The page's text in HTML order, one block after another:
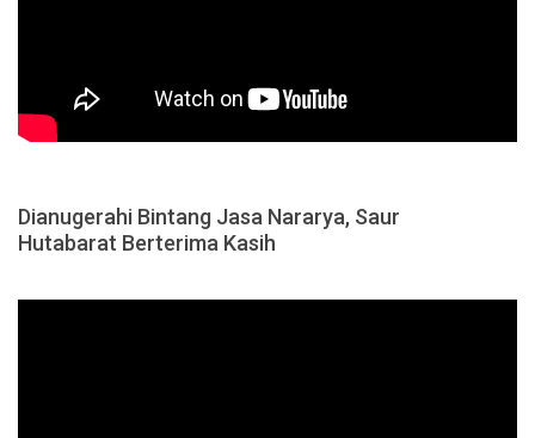
Dianugerahi Bintang Jasa Nararya, Saur
Hutabarat Berterima Kasih